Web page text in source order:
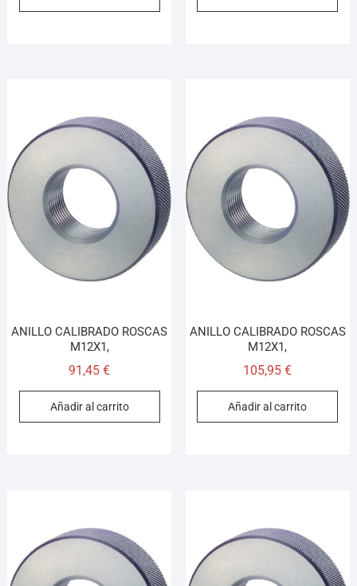
ANILLO CALIBRADO ROSCAS
M12X1,
91,45€
Añadir al carrito
ANILLO CALIBRADO ROSCAS
M12X1,
105,95€
Añadir al carrito